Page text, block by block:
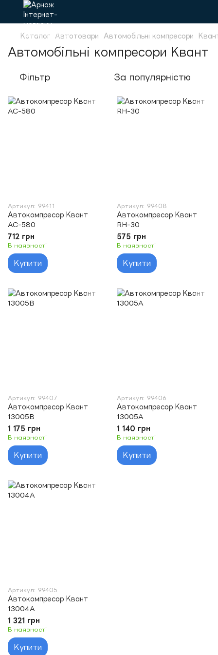
Каталог Автотовари Автомобільні компресори
Автомобільні компресори Квант
Фільтр За популярністю
Артикул: 99411
Автокомпресор Квант
AC-580
712 грн
В наявності
Купити
Артикул: 99408
Автокомпресор Квант
RH-30
575 грн
В наявності
Купити
Артикул: 99407
Автокомпресор Квант
13005B
1 175 грн
В наявності
Купити
Артикул: 99406
Автокомпресор Квант
13005A
1 140 грн
В наявності
Купити
Артикул: 99405
Автокомпресор Квант
13004A
1 321 грн
В наявності
Купити